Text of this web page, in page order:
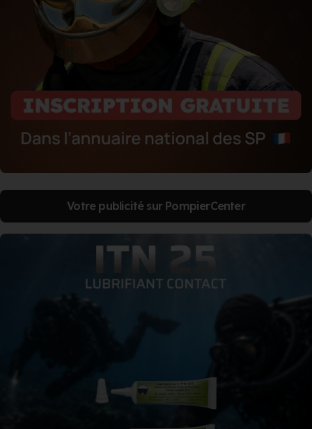
Votre publicité sur PompierCenter